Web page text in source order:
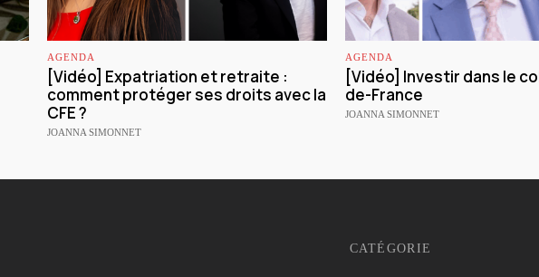
AGENDA
[Vidéo] Expatriation et retraite :
comment protéger ses droits avec la
CFE ?
JOANNA SIMONNET
AGENDA
[Vidéo] Investir dans le
de-France
JOANNA SIMONNET
CATÉGORIE